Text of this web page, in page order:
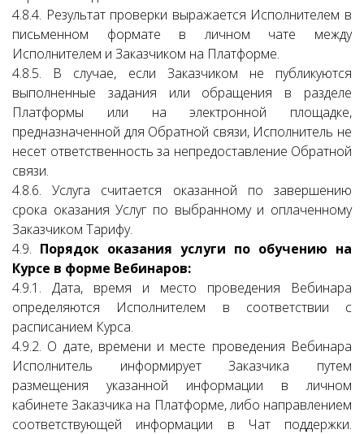
4.8.4. Результат проверки выражается Исполнителем в
письменном формате в личном чате между
Исполнителем и Заказчиком на Платформе.
4.8.5. В случае, если Заказчиком не публикуются
выполненные задания или обращения в разделе
Платформы или на электронной площадке,
предназначенной для Обратной связи, Исполнитель не
несет ответственность за непредоставление Обратной
связи.
4.8.6. Услуга считается оказанной по завершению
срока оказания Услуг по выбранному и оплаченному
Заказчиком Тарифу.
4.9. Порядок оказания услуги по обучению на
Курсе в форме Вебинаров:
4.9.1. Дата, время и место проведения Вебинара
определяются Исполнителем в соответствии с
расписанием Курса.
4.9.2. О дате, времени и месте проведения Вебинара
Исполнитель информирует Заказчика путем
размещения указанной информации в личном
кабинете Заказчика на Платформе, либо направлением
соответствующей информации в Чат поддержки.